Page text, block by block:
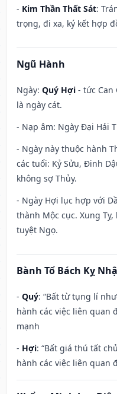
- Kim Thần Thất Sát:
trọng, đi xa, ký kết hợp
Ngũ Hành
Ngày: Quý Hợi - tức Can
là ngày cát.
- Nạp âm: Ngày Đại Hải
- Ngày này thuộc hành
các tuổi: Kỷ Sửu, Đinh
không sợ Thủy.
- Ngày Hợi lục hợp với
thành Mộc cục. Xung
tuyệt Ngọ.
Bành Tổ Bách Kỵ
- Quý: “Bất từ tụng lí
hành các việc liên quan
mạnh
- Hợi: “Bất giá thú tất
hành các việc liên quan